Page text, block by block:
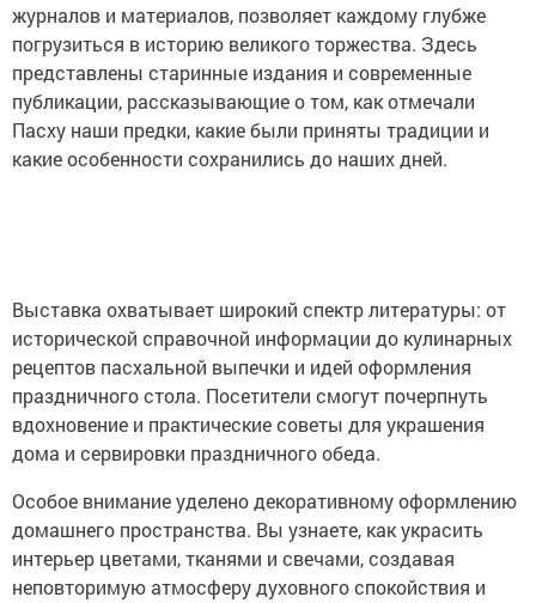
журналов и материалов, позволяет каждому глубже
погрузиться в историю великого торжества. Здесь
представлены старинные издания и современные
публикации, рассказывающие о том, как отмечали
Пасху наши предки, какие были приняты традиции и
какие особенности сохранились до наших дней.
Выставка охватывает широкий спектр литературы: от
исторической справочной информации до кулинарных
рецептов пасхальной выпечки и идей оформления
праздничного стола. Посетители смогут почерпнуть
вдохновение и практические советы для украшения
дома и сервировки праздничного обеда.
Особое внимание уделено декоративному оформлению
домашнего пространства. Вы узнаете, как украсить
интерьер цветами, тканями и свечами, создавая
неповторимую атмосферу духовного спокойствия и